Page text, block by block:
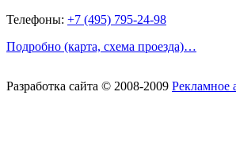
Телефоны: +7 (495) 795-24-98
Подробно (карта, схема проезда)…
Разработка сайта © 2008-2009 Рекламное